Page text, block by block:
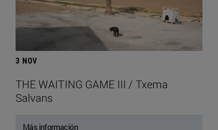
3 NOV
THE WAITING GAME III / Txema
Salvans
Más información